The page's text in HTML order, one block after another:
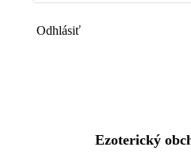
Odhlásiť
Ezoterický